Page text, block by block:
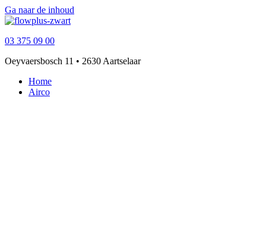
Ga naar de inhoud
03 375 09 00
Oeyvaersbosch 11 • 2630 Aartselaar
Home
Airco